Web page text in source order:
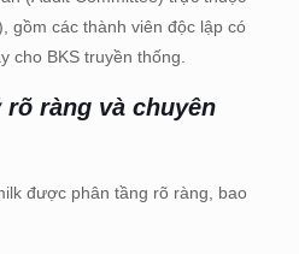
gồm các thành viên độc lập có
cho BKS truyền thống.
rõ ràng và chuyên
được phân tầng rõ ràng, bao